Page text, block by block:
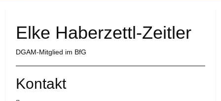
Elke Haberzettl-Zeitler
DGAM-Mitglied im BfG
Kontakt